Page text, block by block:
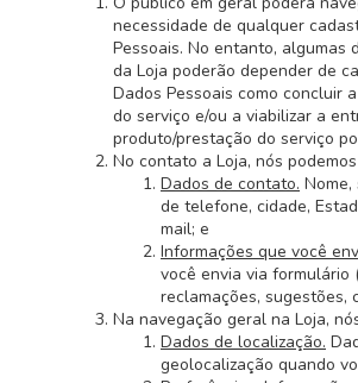
necessidade de qualquer
Pessoais. No entanto, algumas
da Loja poderão depender de
Dados Pessoais como concluir
do serviço e/ou a viabilizar a
produto/prestação do serviço
No contato a Loja, nós
Dados de contato. Nome,
de telefone, cidade,
mail; e
Informações que você
você envia via formulário
reclamações, sugestões,
Na navegação geral na Loja,
Dados de localização.
geolocalização quando